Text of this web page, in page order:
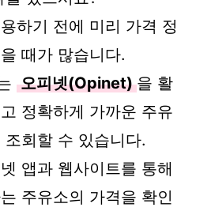
하기 전에 미리 가격 정
때가 많습니다.
오피넷(Opinet) 을 활
정확하게 가까운 주유
회할 수 있습니다.
앱과 웹사이트를 통해
주유소의 가격을 확인